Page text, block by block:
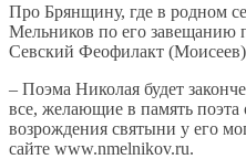
Про Брянщину, где в родном
Мельников по его завещанию
Севский Феофилакт (Моисеев)
– Поэма Николая будет
все, желающие в память поэта
возрождения святыни у его
сайте www.nmelnikov.ru.